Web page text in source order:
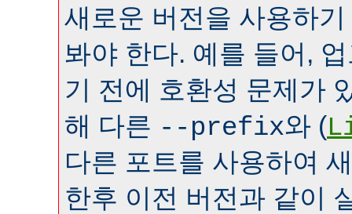
새로운 버전을 사용하
봐야 한다. 예를 들어,
기 전에 호환성 문제가
해 다른 --prefix와 (
다른 포트를 사용하여
한후 이전 버전과 같이